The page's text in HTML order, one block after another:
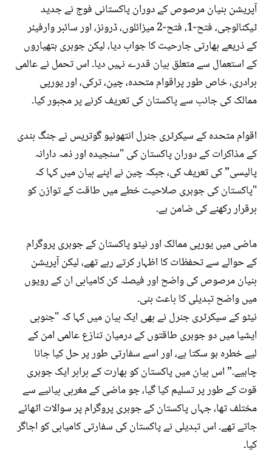
آپریشن بنیان مرصوص کے دوران پاکستانی فوج نے جدید
ٹیکنالوجی، فتح-1، فتح-2 میزائلوں، ڈرونز، اور سائبر وارفیئر
کے ذریعے بھارتی جارحیت کا جواب دیا، لیکن جوہری ہتھیاروں
کے استعمال سے متعلق بیان قدرے نہیں دیا۔ اس تحمل نے عالمی
برادری، خاص طور پراقوام متحدہ، چین، ترکی، اور یورپی
ممالک کی جانب سے پاکستان کی تعریف کرنے پر مجبور کیا۔
اقوام متحدہ کے سیکرٹری جنرل انتھونیو گوتریس نے جنگ بندی
کے مذاکرات کے دوران پاکستان کی "سنجیدہ اور ذمہ دارانہ
پالیسی” کی تعریف کی، جبکہ چین نے اپنے بیان میں کہا کہ
"پاکستان کی جوہری صلاحیت خطے میں طاقت کے توازن کو
برقرار رکھنے کی ضامن ہے۔
ماضی میں یورپی ممالک اور نیٹو پاکستان کے جوہری پروگرام
کے حوالے سے تحفظات کا اظہار کرتے رہے تھے، لیکن آپریشن
بنیان مرصوص کی واضح اور فیصلہ کن کامیابی ان کے رویوں
میں واضح تبدیلی کا باعث بنی۔
نیٹو کے سیکرٹری جنرل نے بھی ایک بیان میں کہا کہ "جنوبی
ایشیا میں دو جوہری طاقتوں کے درمیان تنازع عالمی امن کے
لیے خطرہ ہو سکتا ہے، اور اسے سفارتی طور پر حل کیا جانا
چاہیے۔” اس بیان میں پاکستان کو بھارت کے برابر ایک جوہری
قوت کے طور پر تسلیم کیا گیا، جو ماضی کے مغربی بیانیے سے
مختلف تھا، جہاں پاکستان کے جوہری پروگرام پر سوالات اٹھائے
جاتے تھے۔ اس تبدیلی نے پاکستان کی سفارتی کامیابی کو اجاگر
کیا۔